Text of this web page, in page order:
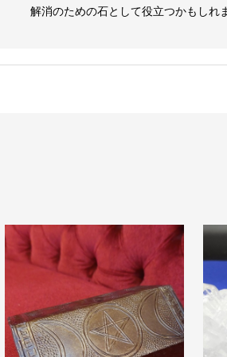
解消のための石として役立つかもしれ